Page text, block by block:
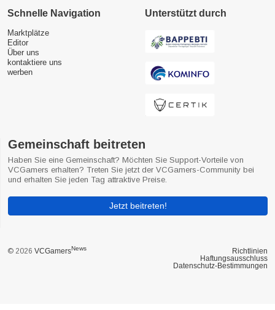
Schnelle Navigation
Marktplätze
Editor
Über uns
kontaktiere uns
werben
Unterstützt durch
Gemeinschaft beitreten
Haben Sie eine Gemeinschaft? Möchten Sie Support-Vorteile von
VCGamers erhalten? Treten Sie jetzt der VCGamers-Community bei
und erhalten Sie jeden Tag attraktive Preise.
Jetzt beitreten!
© 2026 VCGamersNews
Richtlinien
Haftungsausschluss
Datenschutz-Bestimmungen